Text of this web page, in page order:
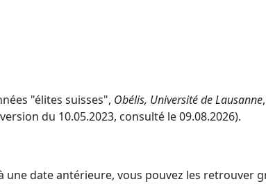
"élites suisses", Obélis, Université de Lausanne,
du 10.05.2023, consulté le 09.08.2026).
une date antérieure, vous pouvez les retrouver